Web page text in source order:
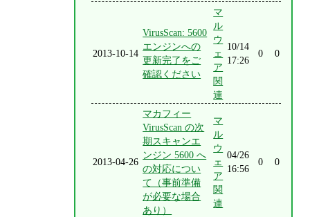
2013-10-14
VirusScan: 5600
エンジンへの
更新完了をご
確認ください
マ
ル
ウ
ェ
ア
関
連
10/14
17:26
0 0
2013-04-26
マカフィー
VirusScan の次
期スキャンエ
ンジン 5600 へ
の対応につい
て（事前準備
が必要な場合
あり）
マ
ル
ウ
ェ
ア
関
連
04/26
16:56
0 0